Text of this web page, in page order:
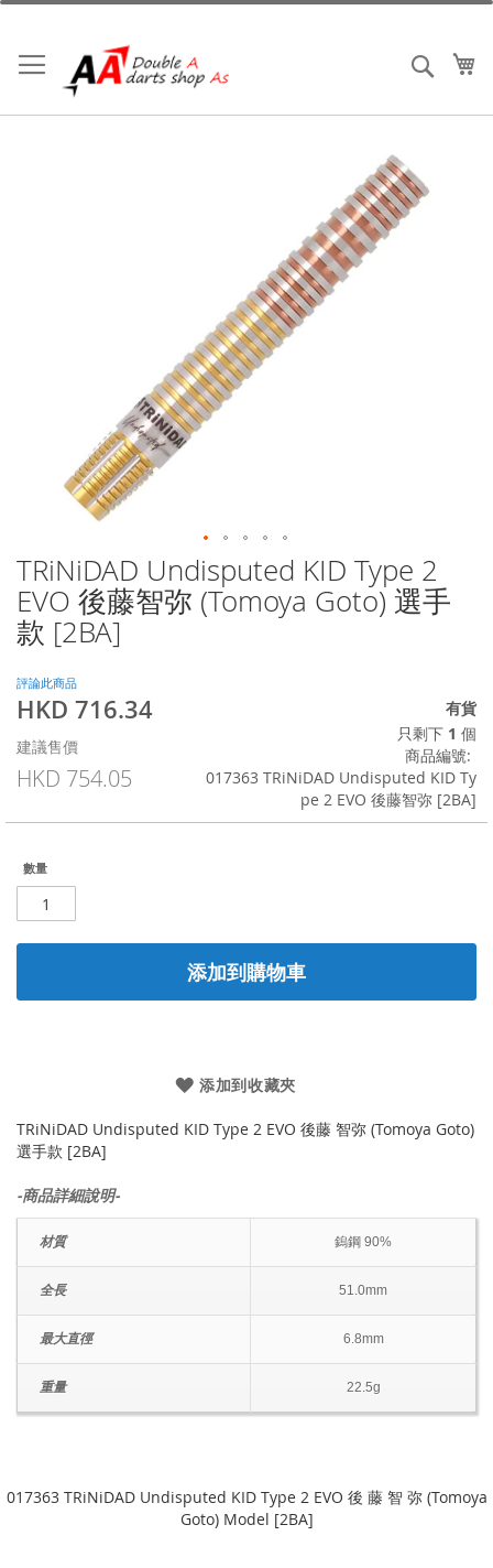
跳
內
容
搜索
TRiNiDAD Undisputed KID Type 2
EVO 後藤智弥 (Tomoya Goto) 選手
款 [2BA]
評論此商品
特
價
格
HKD 716.34
建議售價
HKD 754.05
有貨
只剩下 1 個
商品編號
017363 TRiNiDAD Undisputed KID Ty
pe 2 EVO 後藤智弥 [2BA]
數量
添加到購物車
添加到收藏夾
TRiNiDAD Undisputed KID Type 2 EVO 後藤 智弥 (Tomoya Goto)
選手款 [2BA]
-商品詳細說明-
材質 鎢鋼 90%
全長 51.0mm
最大直徑 6.8mm
重量 22.5g
Skip
to
the
beginning
of
the
images
gallery
017363 TRiNiDAD Undisputed KID Type 2 EVO 後 藤 智 弥 (Tomoya
Goto) Model [2BA]